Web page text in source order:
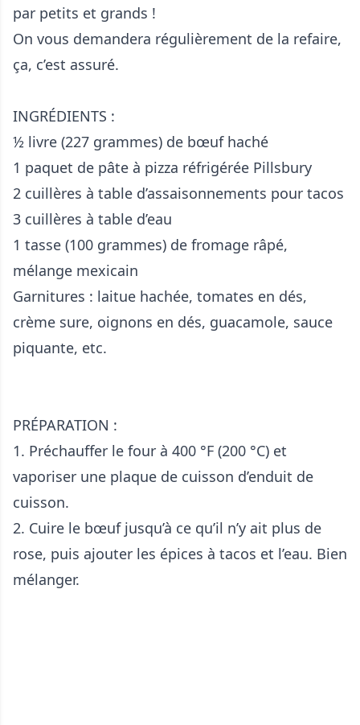
par petits et grands !
On vous demandera régulièrement de la refaire,
ça, c’est assuré.
INGRÉDIENTS :
½ livre (227 grammes) de bœuf haché
1 paquet de pâte à pizza réfrigérée Pillsbury
2 cuillères à table d’assaisonnements pour tacos
3 cuillères à table d’eau
1 tasse (100 grammes) de fromage râpé,
mélange mexicain
Garnitures : laitue hachée, tomates en dés,
crème sure, oignons en dés, guacamole, sauce
piquante, etc.
PRÉPARATION :
1. Préchauffer le four à 400 °F (200 °C) et
vaporiser une plaque de cuisson d’enduit de
cuisson.
2. Cuire le bœuf jusqu’à ce qu’il n’y ait plus de
rose, puis ajouter les épices à tacos et l’eau. Bien
mélanger.